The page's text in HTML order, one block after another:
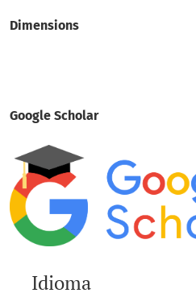
Dimensions
Google Scholar
Idioma